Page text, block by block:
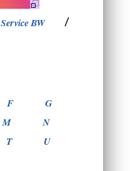
Service BW
/
F
G
M
N
T
U